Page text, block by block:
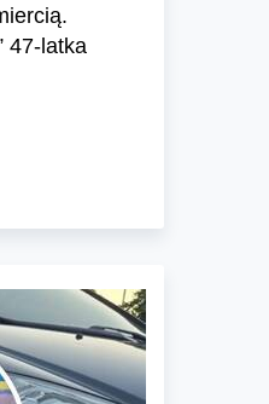
47-latka